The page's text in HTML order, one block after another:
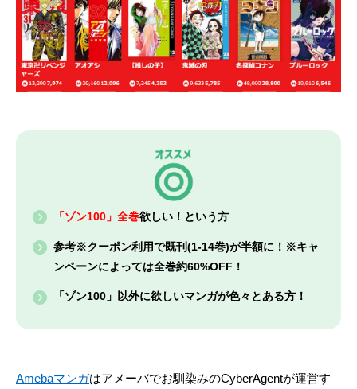
「ゾン100」全巻欲しい！という方
参考※クーポン利用で既刊(1-14巻)が半額に！※キャ
ンペーンによっては全巻約60%OFF！
「ゾン100」以外に欲しいマンガが色々とある方！
Amebaマンガはアメーバでお馴染みのCyberAgentが運営す